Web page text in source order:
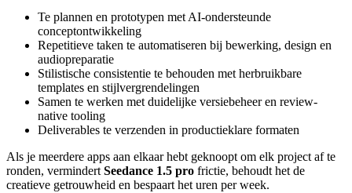
Te plannen en prototypen met AI-ondersteunde
conceptontwikkeling
Repetitieve taken te automatiseren bij bewerking, design en
audiopreparatie
Stilistische consistentie te behouden met herbruikbare
templates en stijlvergrendelingen
Samen te werken met duidelijke versiebeheer en review-
native tooling
Deliverables te verzenden in productieklare formaten
Als je meerdere apps aan elkaar hebt geknoopt om elk project af te
ronden, vermindertSeedance 1.5 pro frictie, behoudt het de
creatieve getrouwheid en bespaart het uren per week.